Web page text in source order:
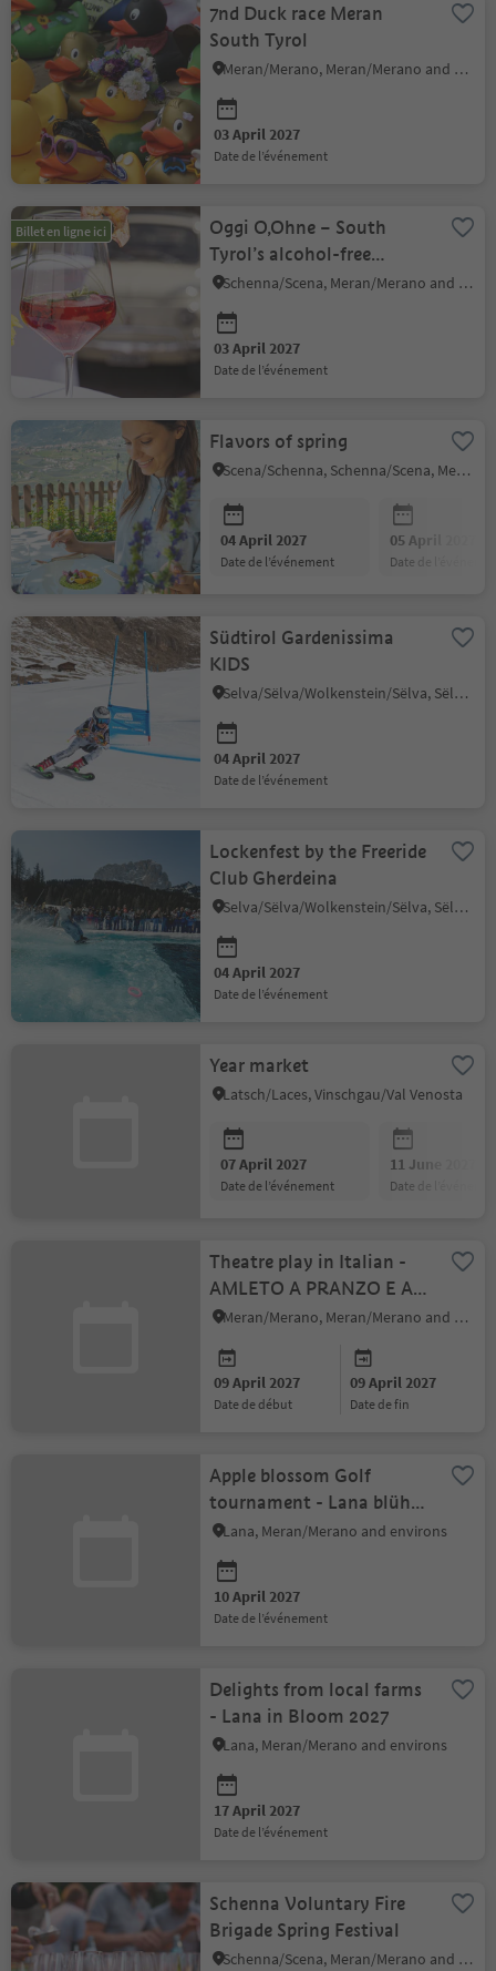
7nd Duck race Meran
South Tyrol
Meran/Merano, Meran/Merano and environs
03 April 2027
date de l’événement
Billet en ligne ici
Oggi O,Ohne – South
Tyrol’s alcohol-free
testival
Schenna/Scena, Meran/Merano and environs
03 April 2027
date de l’événement
Flavors of spring
Scena/Schenna, Schenna/Scena, Meran/Merano and environs
04 April 2027
date de l’événement
05 April 2027
date de
Südtirol Gardenissima
KIDS
Selva/Sëlva/Wolkenstein/Sëlva, Sëlva/Selva di Val Gardena, Dolomites Region Val Gardena
04 April 2027
date de l’événement
Lockenfest by the Freeride
Club Gherdeina
Selva/Sëlva/Wolkenstein/Sëlva, Sëlva/Selva di Val Gardena, Dolomites Region Val Gardena
04 April 2027
date de l’événement
Year market
Latsch/Laces, Vinschgau/Val Venosta
07 April 2027
date de l’événement
11 June 2027
date de
Theatre play in Italian -
AMLETO A PRANZO E A
CENA
Meran/Merano, Meran/Merano and environs
09 April 2027
date de début
09 April 2027
date de fin
Apple blossom Golf
tournament - Lana blüht
2027
Lana, Meran/Merano and environs
10 April 2027
date de l’événement
Delights from local farms
- Lana in Bloom 2027
Lana, Meran/Merano and environs
17 April 2027
date de l’événement
Schenna Voluntary Fire
Brigade Spring Festival
Schenna/Scena, Meran/Merano and environs